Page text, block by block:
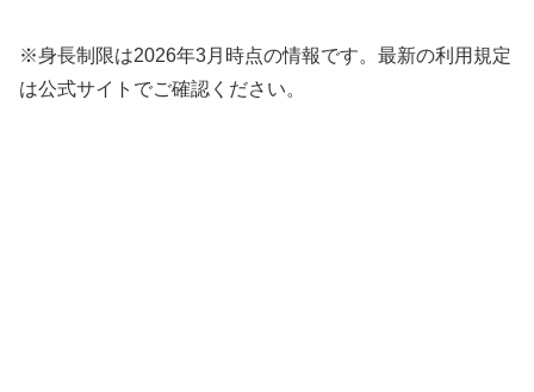
※身長制限は2026年3月時点の情報です。最新の利用規定
は公式サイトでご確認ください。